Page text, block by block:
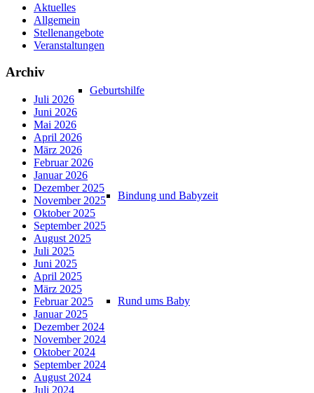
Geburtshilfe
Bindung und Babyzeit
Rund ums Baby
Aktuelles
Allgemein
Stellenangebote
Veranstaltungen
Archiv
Juli 2026
Juni 2026
Mai 2026
April 2026
März 2026
Februar 2026
Januar 2026
Dezember 2025
November 2025
Oktober 2025
September 2025
August 2025
Juli 2025
Juni 2025
April 2025
März 2025
Februar 2025
Januar 2025
Dezember 2024
November 2024
Oktober 2024
September 2024
August 2024
Juli 2024